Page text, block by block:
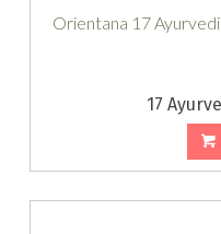
Orientana 17
17